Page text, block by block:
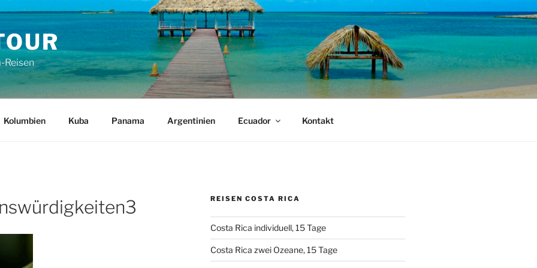
Reisen
Kolumbien Kuba Panama Argentinien Ecuador Kontakt
REISEN COSTA RICA
Costa Rica individuell, 15 Tage
Costa Rica zwei Ozeane, 15 Tage